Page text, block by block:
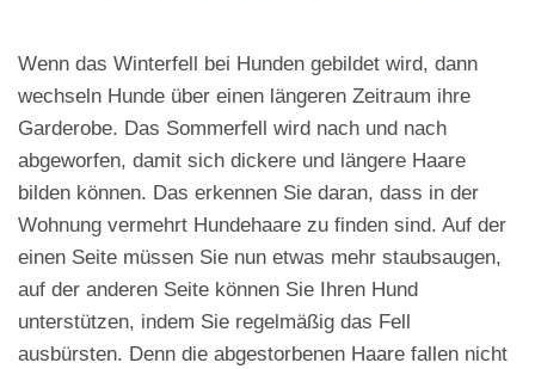
Wenn das Winterfell bei Hunden gebildet wird, dann
wechseln Hunde über einen längeren Zeitraum ihre
Garderobe. Das Sommerfell wird nach und nach
abgeworfen, damit sich dickere und längere Haare
bilden können. Das erkennen Sie daran, dass in der
Wohnung vermehrt Hundehaare zu finden sind. Auf der
einen Seite müssen Sie nun etwas mehr staubsaugen,
auf der anderen Seite können Sie Ihren Hund
unterstützen, indem Sie regelmäßig das Fell
ausbürsten. Denn die abgestorbenen Haare fallen nicht